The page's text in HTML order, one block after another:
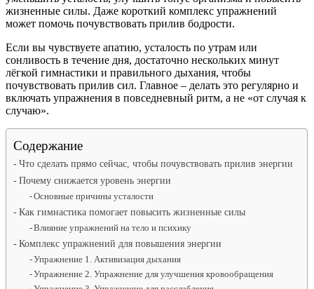
жизненные силы. Даже короткий комплекс упражнений
может помочь почувствовать прилив бодрости.
Если вы чувствуете апатию, усталость по утрам или
сонливость в течение дня, достаточно нескольких минут
лёгкой гимнастики и правильного дыхания, чтобы
почувствовать прилив сил. Главное – делать это регулярно и
включать упражнения в повседневный ритм, а не «от случая к
случаю».
Содержание
Что сделать прямо сейчас, чтобы почувствовать прилив энергии
Почему снижается уровень энергии
Основные причины усталости
Как гимнастика помогает повысить жизненные силы
Влияние упражнений на тело и психику
Комплекс упражнений для повышения энергии
Упражнение 1. Активизация дыхания
Упражнение 2. Упражнение для улучшения кровообращения